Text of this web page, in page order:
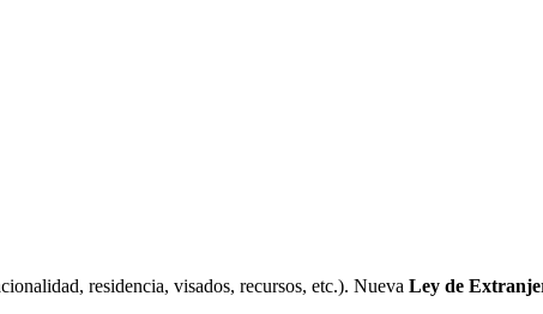
residencia, visados, recursos, etc.). Nueva Ley de